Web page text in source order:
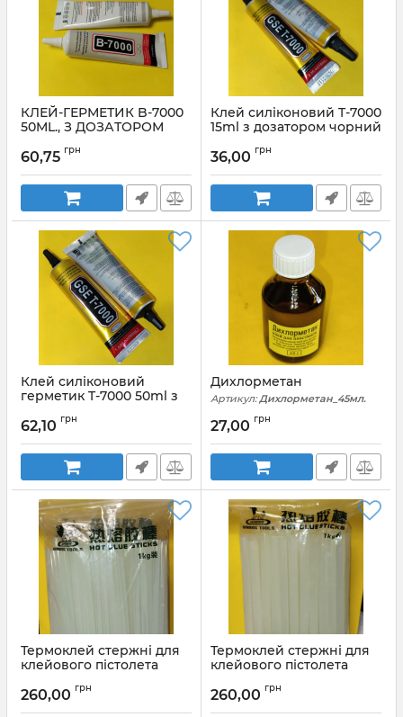
КЛЕЙ-ГЕРМЕТИК B-7000
50ML., З ДОЗАТОРОМ
60,75 грн
Клей силіконовий T-7000
15ml з дозатором чорний
36,00 грн
Клей силіконовий
герметик T-7000 50ml з
Артикул:
62,10 грн
Дихлорметан
Артикул: Дихлорметан_45мл.
27,00 грн
Термоклей стержні для
клейового пістолета
Артикул: Wynn's_W3097A
260,00 грн
Термоклей стержні для
клейового пістолета
Артикул: Wynn's_W3097B
260,00 грн